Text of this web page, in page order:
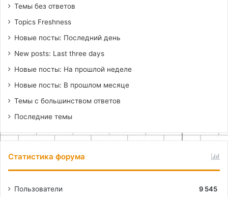
Темы без ответов
Topics Freshness
Новые посты: Последний день
New posts: Last three days
Новые посты: На прошлой неделе
Новые посты: В прошлом месяце
Темы с большинством ответов
Последние темы
Статистика форума
Пользователи
9 545